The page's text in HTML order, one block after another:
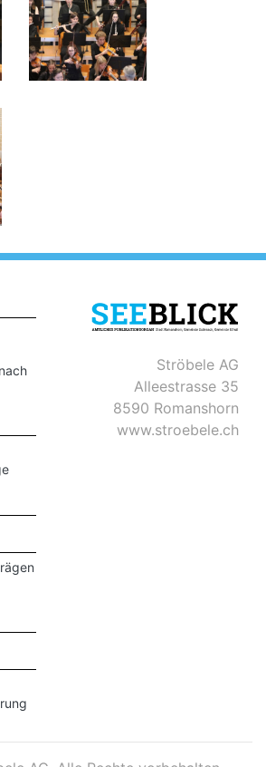
Ströbele AG
Alleestrasse 35
8590 Romanshorn
www.stroebele.ch